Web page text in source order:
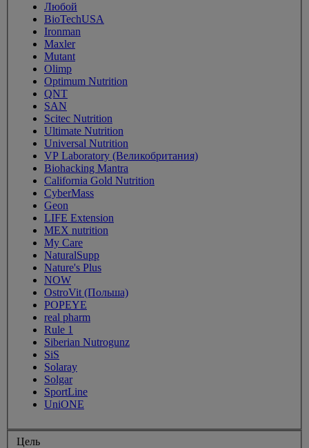
Любой
BioTechUSA
Ironman
Maxler
Mutant
Olimp
Optimum Nutrition
QNT
SAN
Scitec Nutrition
Ultimate Nutrition
Universal Nutrition
VP Laboratory (Великобритания)
Biohacking Mantra
California Gold Nutrition
CyberMass
Geon
LIFE Extension
MEX nutrition
My Care
NaturalSupp
Nature's Plus
NOW
OstroVit (Польша)
POPEYE
real pharm
Rule 1
Siberian Nutrogunz
SiS
Solaray
Solgar
SportLine
UniONE
Цель